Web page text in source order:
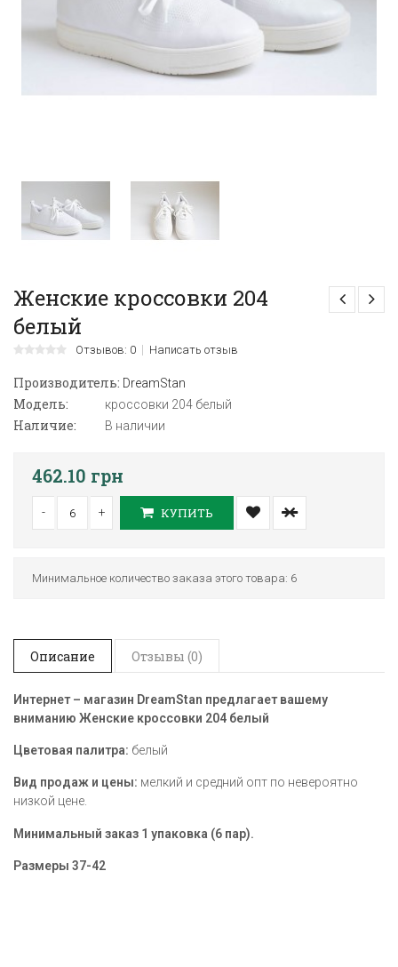
Женские кроссовки 204
белый
Отзывов: 0 Написать отзыв
Производитель: DreamStan
Модель: кроссовки 204 белый
Наличие: В наличии
462.10 грн
- + КУПИТЬ
Минимальное количество заказа этого товара: 6
Описание Отзывы (0)
Интернет – магазин DreamStan предлагает вашему
вниманию Женские кроссовки 204 белый
Цветовая палитра: белый
Вид продаж и цены: мелкий и средний опт по невероятно
низкой цене.
Минимальный заказ 1 упаковка (6 пар).
Размеры 37-42